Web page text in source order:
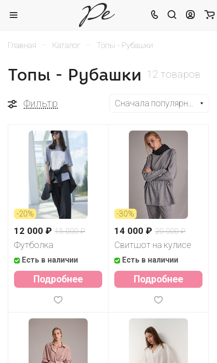
Главная Каталог Топы - Рубашки
Топы - Рубашки 12 товаров
Фильтр
-20%
12 000 ₽ 15 000 ₽
Футболка
Есть в наличии
Подробнее
-30%
14 000 ₽ 20 000 ₽
Свитшот на кулисе
Есть в наличии
Подробнее